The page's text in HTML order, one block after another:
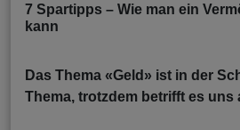
7 Spartipps – Wie man ein
kann
Das Thema «Geld» ist in der
Thema, trotzdem betrifft es uns